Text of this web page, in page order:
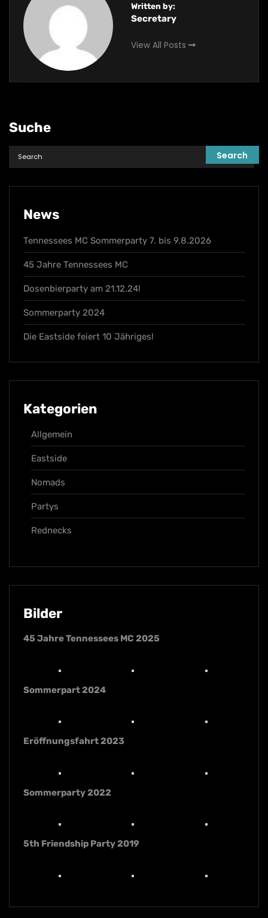
Written by:
Secretary
View All Posts
Suche
News
Tennessees MC Sommerparty 7. bis 9.8.2026
45 Jahre Tennessees MC
Dosenbierparty am 21.12.24!
Sommerparty 2024
Die Eastside feiert 10 Jähriges!
Kategorien
Allgemein
Eastside
Nomads
Partys
Rednecks
Bilder
45 Jahre Tennessees MC 2025
Sommerpart 2024
Eröffnungsfahrt 2023
Sommerparty 2022
5th Friendship Party 2019